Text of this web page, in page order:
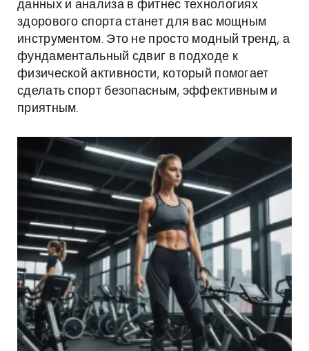
данных и анализа в фитнес технологиях
здорового спорта станет для вас мощным
инструментом. Это не просто модный тренд, а
фундаментальный сдвиг в подходе к
физической активности, который помогает
сделать спорт безопасным, эффективным и
приятным.